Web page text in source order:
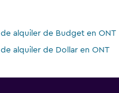
alquiler de Budget en ONT
alquiler de Dollar en ONT